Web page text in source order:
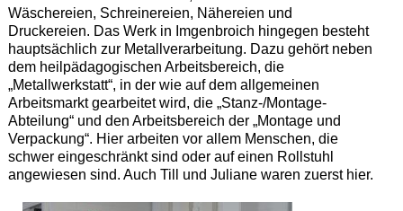
Wäschereien, Schreinereien, Nähereien und
Druckereien. Das Werk in Imgenbroich hingegen besteht
hauptsächlich zur Metallverarbeitung. Dazu gehört neben
dem heilpädagogischen Arbeitsbereich, die
„Metallwerkstatt“, in der wie auf dem allgemeinen
Arbeitsmarkt gearbeitet wird, die „Stanz-/Montage-
Abteilung“ und den Arbeitsbereich der „Montage und
Verpackung“. Hier arbeiten vor allem Menschen, die
schwer eingeschränkt sind oder auf einen Rollstuhl
angewiesen sind. Auch Till und Juliane waren zuerst hier.